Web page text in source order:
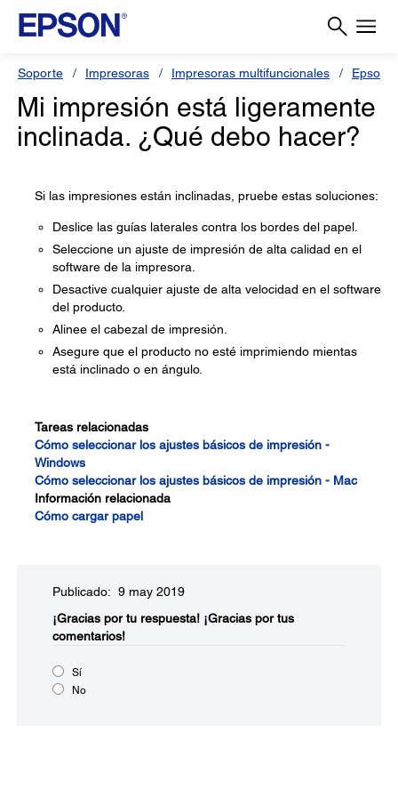
Soporte Impresoras Impresoras multifuncionales Epson
Mi impresión está ligeramente
inclinada. ¿Qué debo hacer?
Si las impresiones están inclinadas, pruebe estas soluciones:
Deslice las guías laterales contra los bordes del papel.
Seleccione un ajuste de impresión de alta calidad en el
software de la impresora.
Desactive cualquier ajuste de alta velocidad en el software
del producto.
Alinee el cabezal de impresión.
Asegure que el producto no esté imprimiendo mientas
está inclinado o en ángulo.
Tareas relacionadas
Cómo seleccionar los ajustes básicos de impresión -
Windows
Cómo seleccionar los ajustes básicos de impresión - Mac
Información relacionada
Cómo cargar papel
Publicado: 9 may 2019
¡Gracias por tu respuesta! ¡Gracias por tus
comentarios!
Sí
No